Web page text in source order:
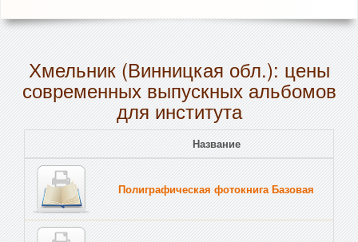
Хмельник (Винницкая обл.): цены
современных выпускных альбомов
для института
Название
Полиграфическая фотокнига Базовая